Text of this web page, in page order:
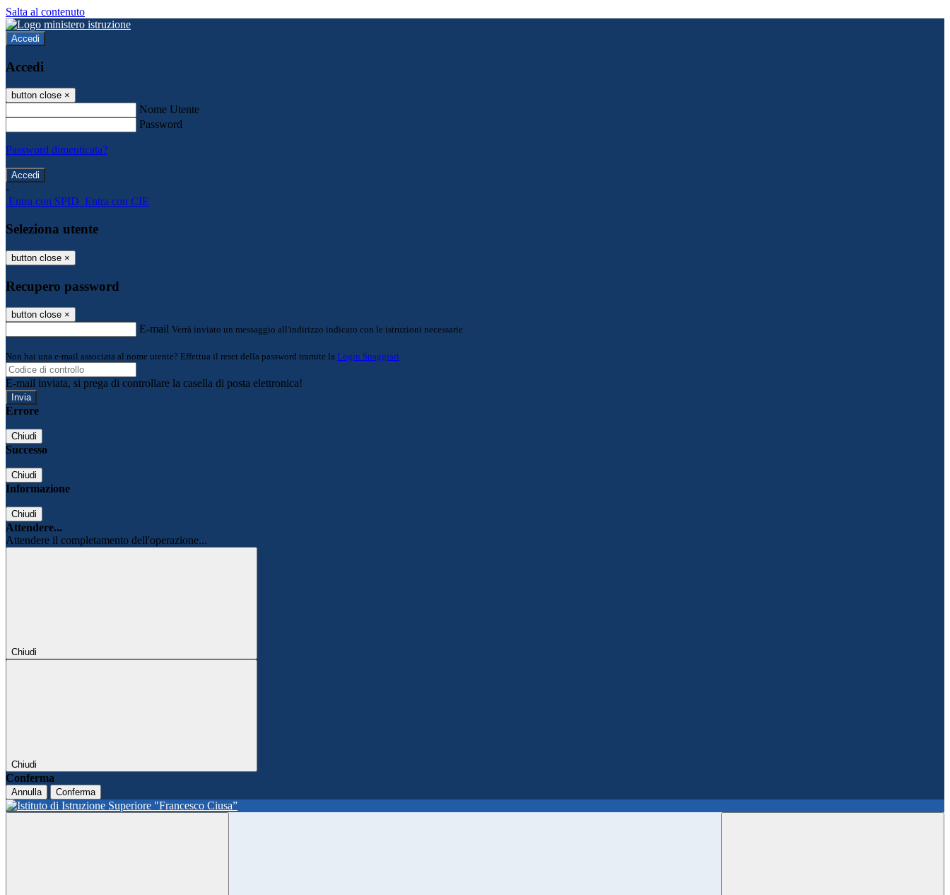
Salta al contenuto
Accedi
Accedi
button close ×
Nome Utente
Password
Password dimenticata?
-
Entra con SPID Entra con CIE
Seleziona utente
button close ×
Recupero password
button close ×
E-mail Verrà inviato un messaggio all'indirizzo indicato con le istruzioni necessarie.
Non hai una e-mail associata al nome utente? Effettua il reset della password tramite la Login Spaggiari
E-mail inviata, si prega di controllare la casella di posta elettronica!
Errore
Chiudi
Successo
Chiudi
Informazione
Chiudi
Attendere...
Attendere il completamento dell'operazione...
Chiudi
Chiudi
Conferma
Annulla Conferma